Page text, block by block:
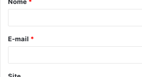
r
*
Nome *
E-mail *